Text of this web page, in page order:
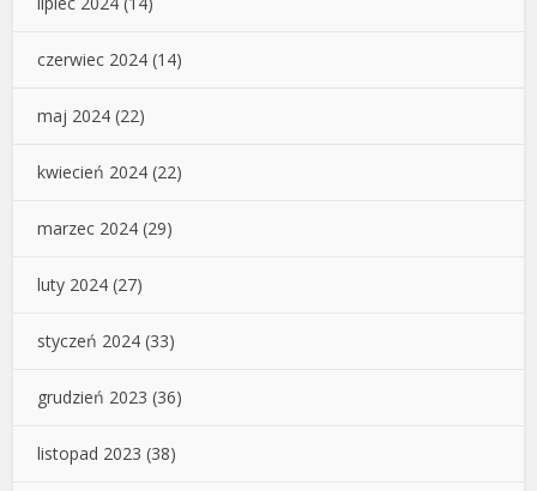
czerwiec 2024 (14)
maj 2024 (22)
kwiecień 2024 (22)
marzec 2024 (29)
luty 2024 (27)
styczeń 2024 (33)
grudzień 2023 (36)
listopad 2023 (38)